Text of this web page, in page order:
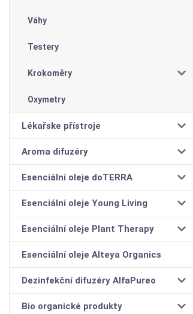
Váhy
Testery
Krokoměry
Oxymetry
Lékařske přístroje
Aroma difuzéry
Esenciální oleje doTERRA
Esenciální oleje Young Living
Esenciální oleje Plant Therapy
Esenciální oleje Alteya Organics
Dezinfekční difuzéry AlfaPureo
Bio organické produkty